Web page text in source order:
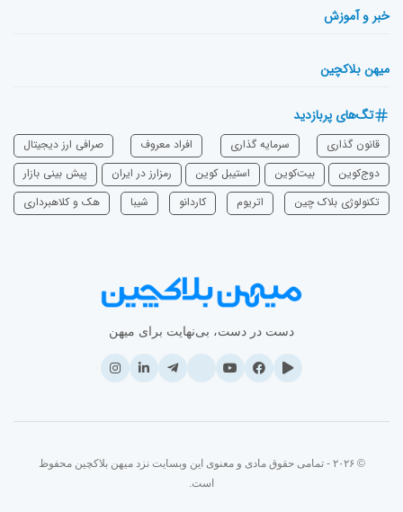
خبر و آموزش
میهن بلاکچین
تگ‌های پربازدید
قانون گذاری سرمایه‌ گذاری افراد معروف
صرافی ارز دیجیتال
دوج‌کوین
بیت‌کوین استیبل کوین رمزارز در ایران
پیش بینی بازار
تکنولوژی بلاک چین
اتریوم ‌کاردانو شیبا هک و کلاهبرداری
دست در دست، بی‌نهایت برای میهن
© ۲۰۲۶ - تمامی حقوق مادی و معنوی این وبسایت نزد میهن بلاکچین محفوظ
است.